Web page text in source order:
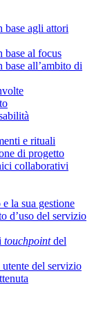
base agli attori
base al focus
all’ambito di
e rituali
di progetto
collaborativi
la sua gestione
d’uso del servizio
touchpointdel
del servizio